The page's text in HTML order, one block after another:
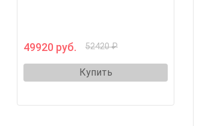
49920 руб. 52420 ₽
Купить